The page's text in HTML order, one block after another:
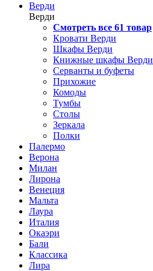
Верди
Верди
Смотреть все 61 товар
Кровати Верди
Шкафы Верди
Книжные шкафы Верди
Серванты и буфеты
Прихожие
Комоды
Тумбы
Столы
Зеркала
Полки
Палермо
Верона
Милан
Лирона
Венеция
Мальта
Лаура
Италия
Окаэри
Бали
Классика
Лира